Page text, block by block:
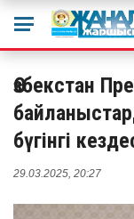
Өзбекстан
бүгінгі
29.03.2025, 20:27